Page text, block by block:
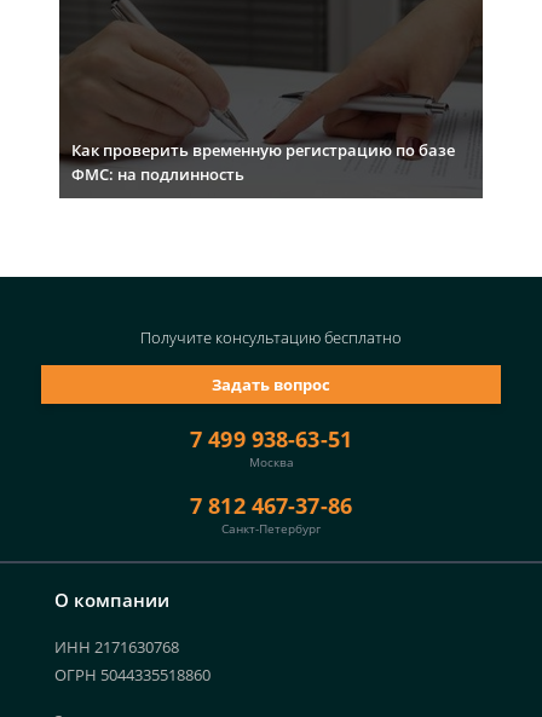
Как проверить временную регистрацию по базе
ФМС: на подлинность
О компании
ИНН 2171630768
ОГРН 5044335518860
7 499 938-63-51
Москва
7 812 467-37-86
Санкт-Петербург
Задать вопрос
Получите консультациюбесплатно